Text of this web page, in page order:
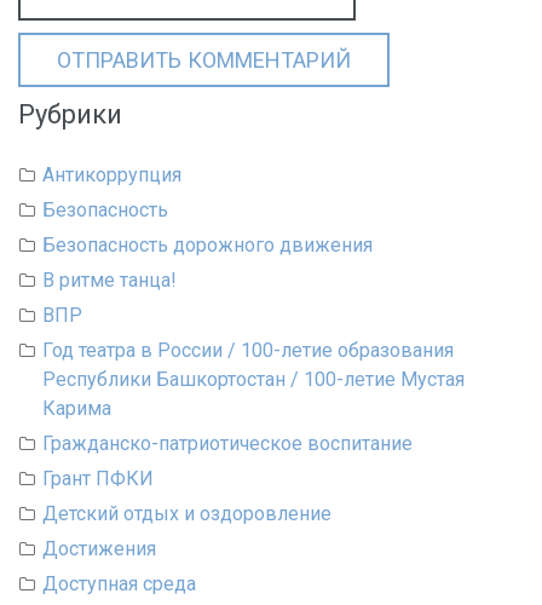
Рубрики
Антикоррупция
Безопасность
Безопасность дорожного движения
В ритме танца!
ВПР
Год театра в России / 100-летие образования
Республики Башкортостан / 100-летие Мустая
Карима
Гражданско-патриотическое воспитание
Грант ПФКИ
Детский отдых и оздоровление
Достижения
Доступная среда